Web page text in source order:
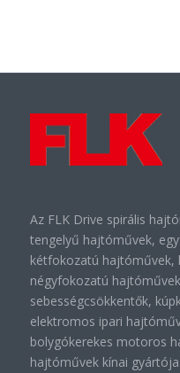
Az FLK Drive spirális
tengelyű hajtóművek,
kétfokozatú hajtóművek,
négyfokozatú
sebességcsökkentők,
elektromos ipari
bolygókerekes motoros
hajtóművek kínai